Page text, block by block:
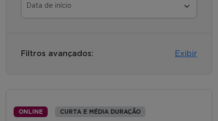
Filtros avançados: Exibir
ONLINE CURTA E MÉDIA DURAÇÃO